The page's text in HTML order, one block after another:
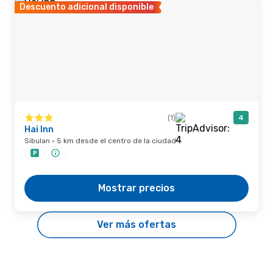
Descuento adicional disponible
(1) 4
Hai Inn
Sibulan · 5 km desde el centro de la ciudad
Mostrar precios
Ver más ofertas